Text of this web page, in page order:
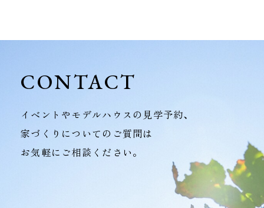
CONTACT
イベントやモデルハウスの見学予約、
家づくりについてのご質問は
お気軽にご相談ください。